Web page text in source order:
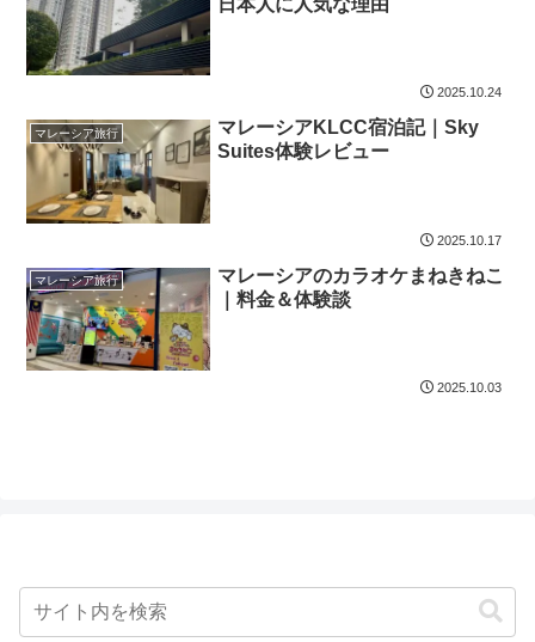
2025.10.24
マレーシア旅行
マレーシアKLCC宿泊記｜Sky
Suites体験レビュー
2025.10.17
マレーシア旅行
マレーシアのカラオケまねきねこ
｜料金＆体験談
2025.10.03